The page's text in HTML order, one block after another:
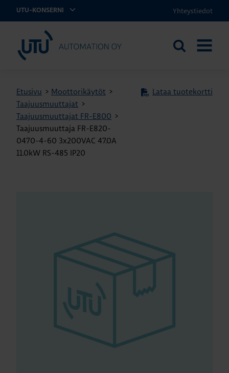
UTU-KONSERNI Yhteystiedot
UTU Automation
Etsi
Etusivu > Moottorikäytöt >
Taajuusmuuttajat >
Taajuusmuuttajat FR-E800 >
Taajuusmuuttaja FR-E820-
0470-4-60 3x200VAC 47.0A
11.0kW RS-485 IP20
Lataa tuotekortti